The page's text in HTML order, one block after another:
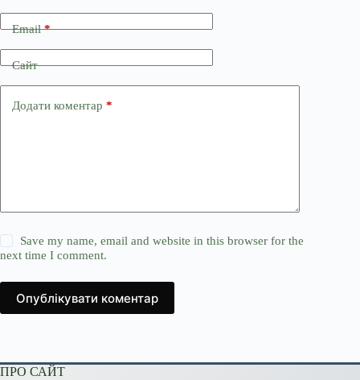
Email*
Сайт
Додати коментар *
Save my name, email and website in this browser for the
next time I comment.
Опублікувати коментар
ПРО САЙТ